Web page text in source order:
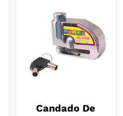
Candado De